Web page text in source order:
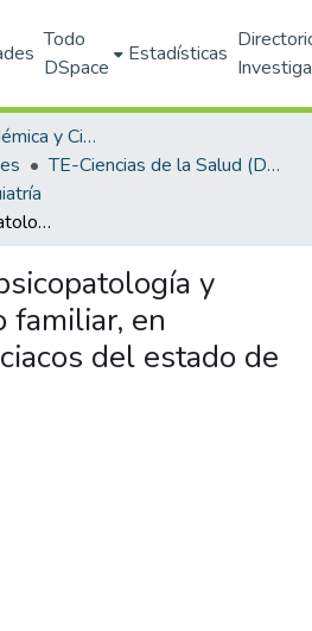
Todo
DSpace
Estadísticas
Producción Académica y Científica
TE-Ciencias de la Salud (DACS)
Asociación de psicopatología y funcionamiento familiar, en elementos policiacos del estado de Tabasco.
y
familiar, en
del estado de